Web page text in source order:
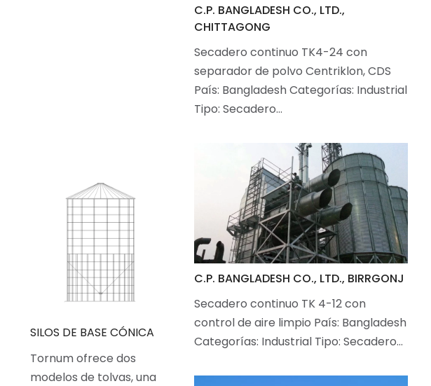
SILOS DE BASE CÓNICA
Tornum ofrece dos
modelos de tolvas, una
C.P. BANGLADESH CO., LTD.,
CHITTAGONG
Secadero continuo TK4-24 con
separador de polvo Centriklon, CDS
País: Bangladesh Categorías: Industrial
Tipo: Secadero…
C.P. BANGLADESH CO., LTD., BIRRGONJ
Secadero continuo TK 4-12 con
control de aire limpio País: Bangladesh
Categorías: Industrial Tipo: Secadero…